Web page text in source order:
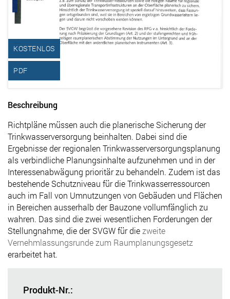
KOSTENLOS
PDF
Beschreibung
Richtpläne müssen auch die planerische Sicherung der
Trinkwasserversorgung beinhalten. Dabei sind die
Ergebnisse der regionalen Trinkwasserversorgungsplanung
als verbindliche Planungsinhalte aufzunehmen und in der
Interessenabwägung prioritär zu behandeln. Zudem ist das
bestehende Schutzniveau für die Trinkwasserressourcen
auch im Fall von Umnutzungen von Gebäuden und Flächen
in Bereichen ausserhalb der Bauzone vollumfänglich zu
wahren. Das sind die zwei wesentlichen Forderungen der
Stellungnahme, die der SVGW für die zweite
Vernehmlassungsrunde zum Raumplanungsgesetz
erarbeitet hat.
Produkt-Nr.: